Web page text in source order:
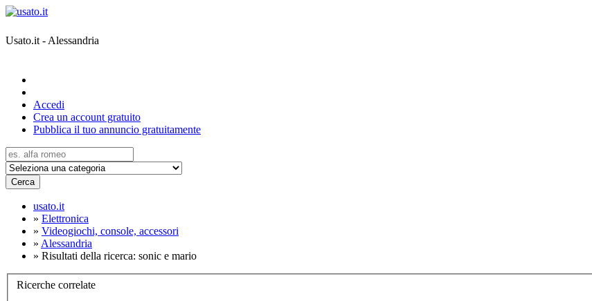
Usato.it - Alessandria
Accedi
Crea un account gratuito
Pubblica il tuo annuncio gratuitamente
Cerca
usato.it
» Elettronica
» Videogiochi, console, accessori
» Alessandria
» Risultati della ricerca: sonic e mario
Ricerche correlate